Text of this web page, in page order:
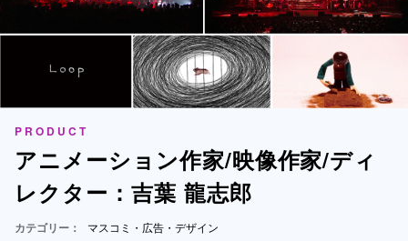
PRODUCT
アニメーション作家/映像作家/ディ
レクター：吉葉 龍志郎
カテゴリー： マスコミ・広告・デザイン